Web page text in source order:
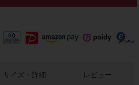
サイズ・詳細 レビュー